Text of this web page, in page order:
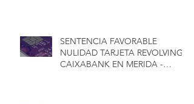
SENTENCIA FAVORABLE
NULIDAD TARJETA REVOLVING
CAIXABANK EN MERIDA -